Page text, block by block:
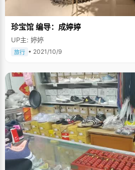
珍宝馆 编导：成婷婷
UP主: 婷婷
旅行 • 2021/10/9